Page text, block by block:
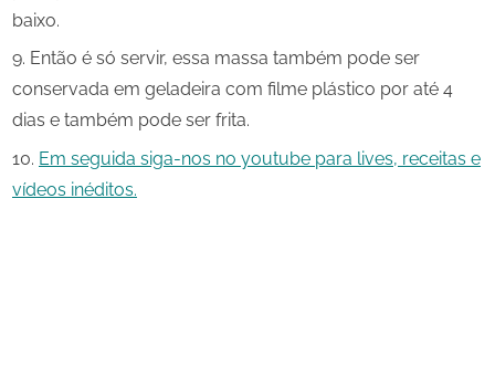
baixo.
Então é só servir, essa massa também pode ser
conservada em geladeira com filme plástico por até 4
dias e também pode ser frita.
Em seguida siga-nos no youtube para lives, receitas e
vídeos inéditos.